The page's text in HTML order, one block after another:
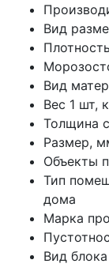
Вид
Плотность
Вид
Вес 1 шт,
Толщина
Размер,
Объекты
Тип
дома
Марка
Вид блока